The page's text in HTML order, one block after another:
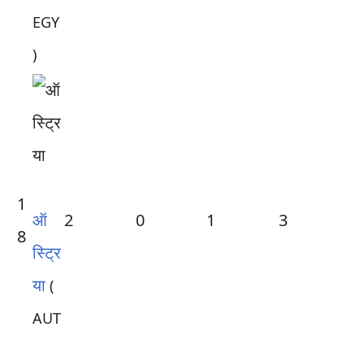
EGY
)
1
8
ऑ
स्ट्रि
या (
AUT
2 0 1 3